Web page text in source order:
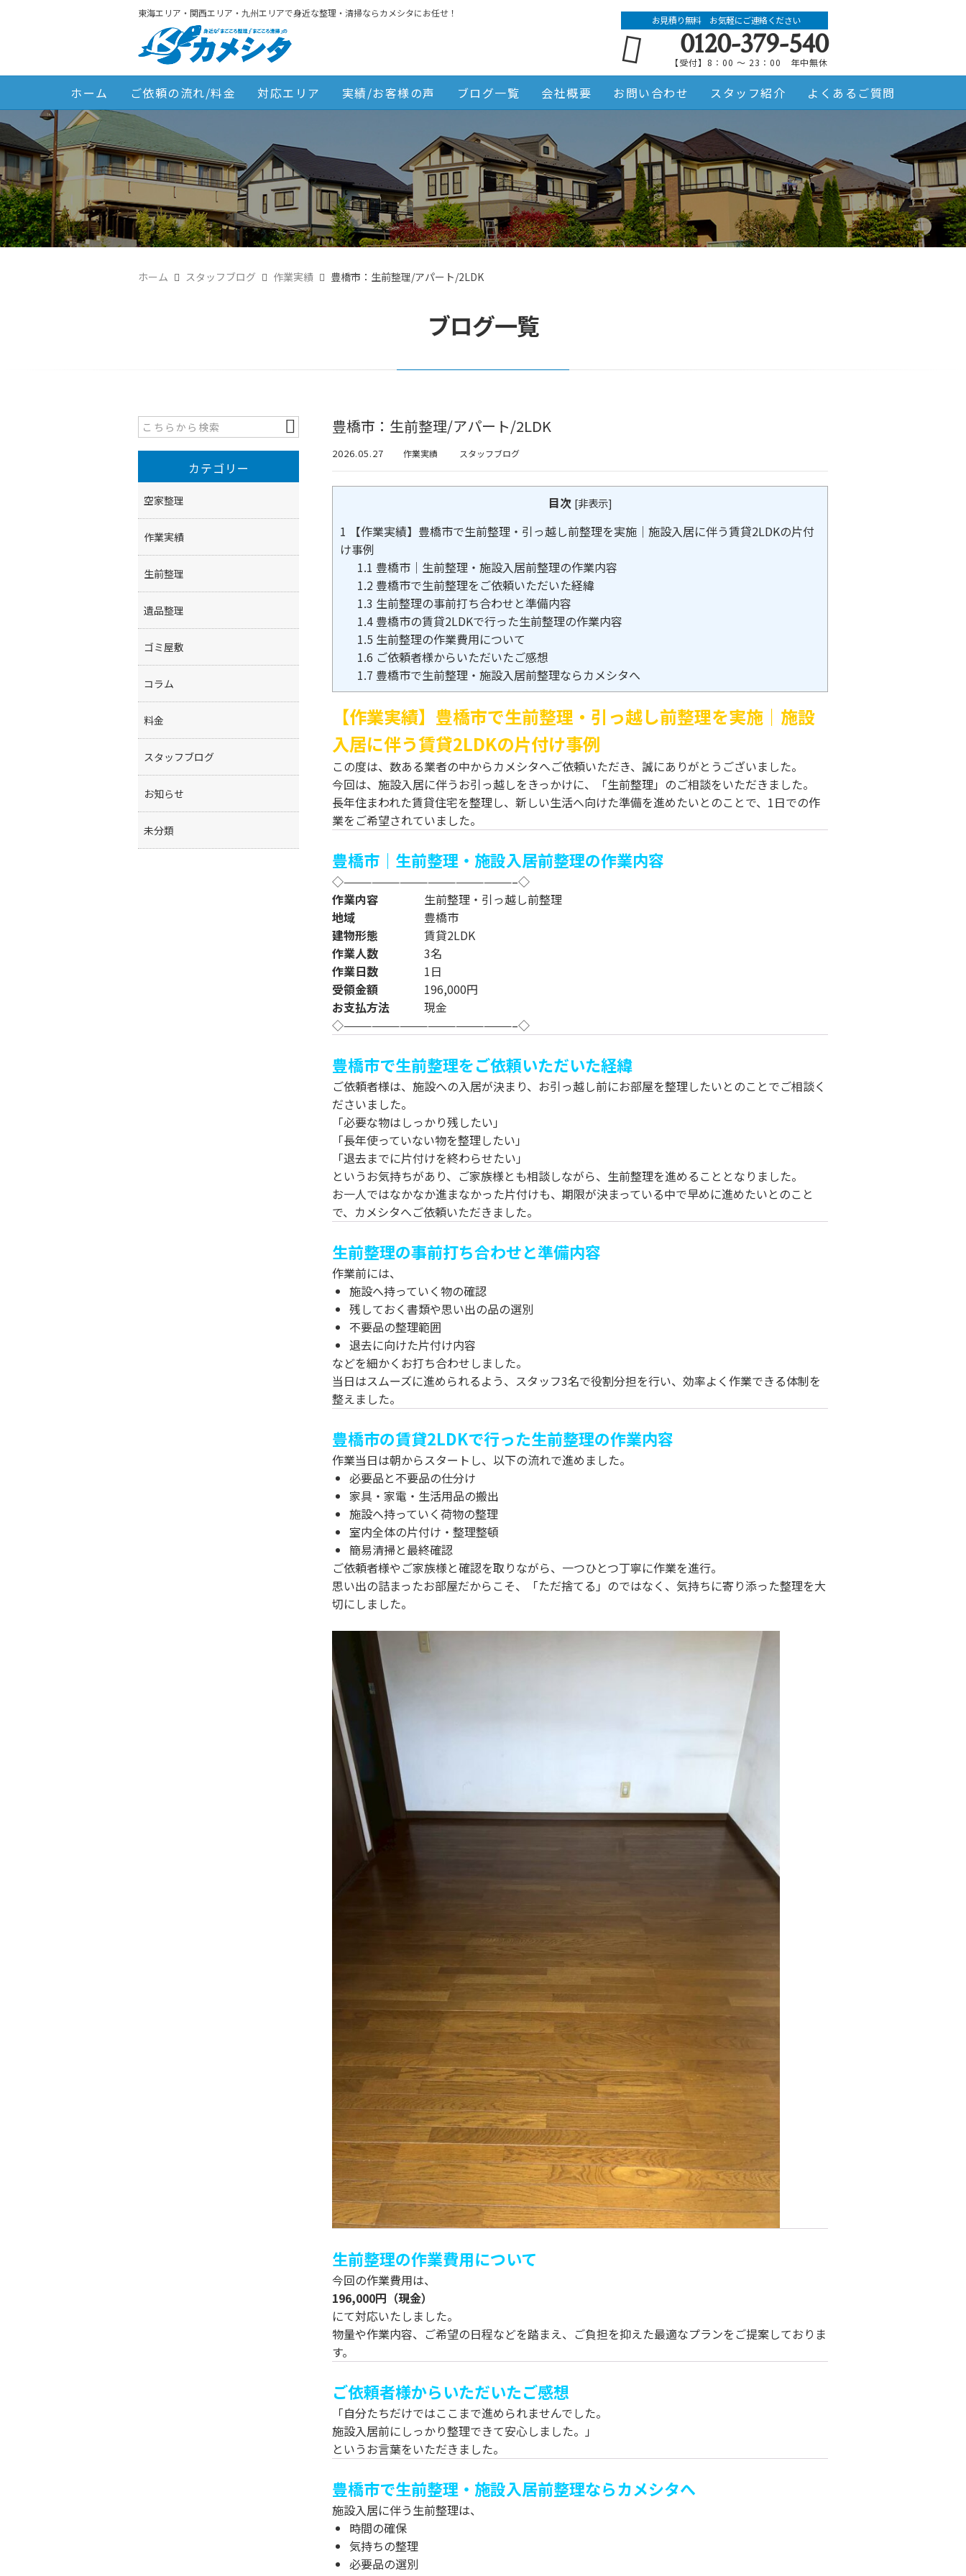
東海エリア・関西エリア・九州エリアで身近な整理・清掃ならカメシタにお任せ！
お見積り無料 お気軽にご連絡ください
0120-379-540
【受付】8：00 ～ 23：00 年中無休
ホーム ご依頼の流れ/料金 対応エリア 実績/お客様の声 ブログ一覧 会社概要 お問い合わせ スタッフ紹介 よくあるご質問
ホーム スタッフブログ 作業実績 豊橋市：生前整理/アパート/2LDK
ブログ一覧
豊橋市：生前整理/アパート/2LDK
2026.05.27 作業実績 スタッフブログ
目次 [非表示]
1 【作業実績】豊橋市で生前整理・引っ越し前整理を実施｜施設入居に伴う賃貸2LDKの片付
け事例
1.1 豊橋市｜生前整理・施設入居前整理の作業内容
1.2 豊橋市で生前整理をご依頼いただいた経緯
1.3 生前整理の事前打ち合わせと準備内容
1.4 豊橋市の賃貸2LDKで行った生前整理の作業内容
1.5 生前整理の作業費用について
1.6 ご依頼者様からいただいたご感想
1.7 豊橋市で生前整理・施設入居前整理ならカメシタへ
【作業実績】豊橋市で生前整理・引っ越し前整理を実施｜施設
入居に伴う賃貸2LDKの片付け事例
この度は、数ある業者の中からカメシタへご依頼いただき、誠にありがとうございました。
今回は、施設入居に伴うお引っ越しをきっかけに、「生前整理」のご相談をいただきました。
長年住まわれた賃貸住宅を整理し、新しい生活へ向けた準備を進めたいとのことで、1日での作
業をご希望されていました。
豊橋市｜生前整理・施設入居前整理の作業内容
◇——————————————————–◇
作業内容 生前整理・引っ越し前整理
地域 豊橋市
建物形態 賃貸2LDK
作業人数 3名
作業日数 1日
受領金額 196,000円
お支払方法 現金
◇——————————————————–◇
豊橋市で生前整理をご依頼いただいた経緯
ご依頼者様は、施設への入居が決まり、お引っ越し前にお部屋を整理したいとのことでご相談く
ださいました。
「必要な物はしっかり残したい」
「長年使っていない物を整理したい」
「退去までに片付けを終わらせたい」
というお気持ちがあり、ご家族様とも相談しながら、生前整理を進めることとなりました。
お一人ではなかなか進まなかった片付けも、期限が決まっている中で早めに進めたいとのこと
で、カメシタへご依頼いただきました。
生前整理の事前打ち合わせと準備内容
作業前には、
施設へ持っていく物の確認
残しておく書類や思い出の品の選別
不要品の整理範囲
退去に向けた片付け内容
などを細かくお打ち合わせしました。
当日はスムーズに進められるよう、スタッフ3名で役割分担を行い、効率よく作業できる体制を
整えました。
豊橋市の賃貸2LDKで行った生前整理の作業内容
作業当日は朝からスタートし、以下の流れで進めました。
必要品と不要品の仕分け
家具・家電・生活用品の搬出
施設へ持っていく荷物の整理
室内全体の片付け・整理整頓
簡易清掃と最終確認
ご依頼者様やご家族様と確認を取りながら、一つひとつ丁寧に作業を進行。
思い出の詰まったお部屋だからこそ、「ただ捨てる」のではなく、気持ちに寄り添った整理を大
切にしました。
生前整理の作業費用について
今回の作業費用は、
196,000円（現金）
にて対応いたしました。
物量や作業内容、ご希望の日程などを踏まえ、ご負担を抑えた最適なプランをご提案しておりま
す。
ご依頼者様からいただいたご感想
「自分たちだけではここまで進められませんでした。
施設入居前にしっかり整理できて安心しました。」
というお言葉をいただきました。
豊橋市で生前整理・施設入居前整理ならカメシタへ
施設入居に伴う生前整理は、
時間の確保
気持ちの整理
必要品の選別
カテゴリー
空家整理
作業実績
生前整理
遺品整理
ゴミ屋敷
コラム
料金
スタッフブログ
お知らせ
未分類